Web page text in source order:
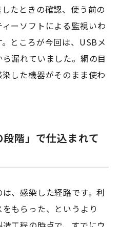
たときの確認、使う前の
ーソフトによる監視――いわ
ところが今回は、USBメ
漏れていました。網の目
した機器がそのまま使わ
階」で仕込まれて
、感染した経路です。利
もらった、というより